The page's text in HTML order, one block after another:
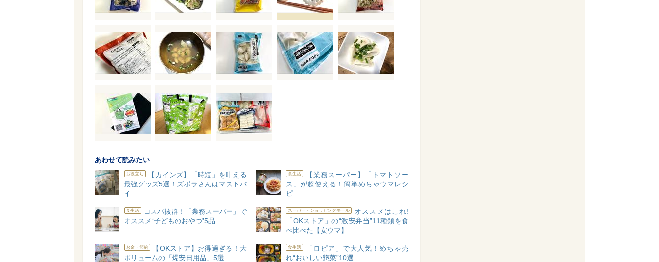
あわせて読みたい
お役立ち
【カインズ】「時短」を叶える
最強グッズ5選！ズボラさんはマストバ
イ
食生活
【業務スーパー】「トマトソー
ス」が超使える！簡単めちゃウマレシ
ピ
食生活
コスパ抜群！「業務スーパー」で
オススメ“子どものおやつ”5品
スーパー・ショッピングモール
オススメはこれ!
「OKストア」の“激安弁当”11種類を食
べ比べた【安ウマ】
お金・節約
【OKストア】お得過ぎる！大
ボリュームの「爆安日用品」5選
食生活
「ロピア」で大人気！めちゃ売
れ“おいしい惣菜”10選